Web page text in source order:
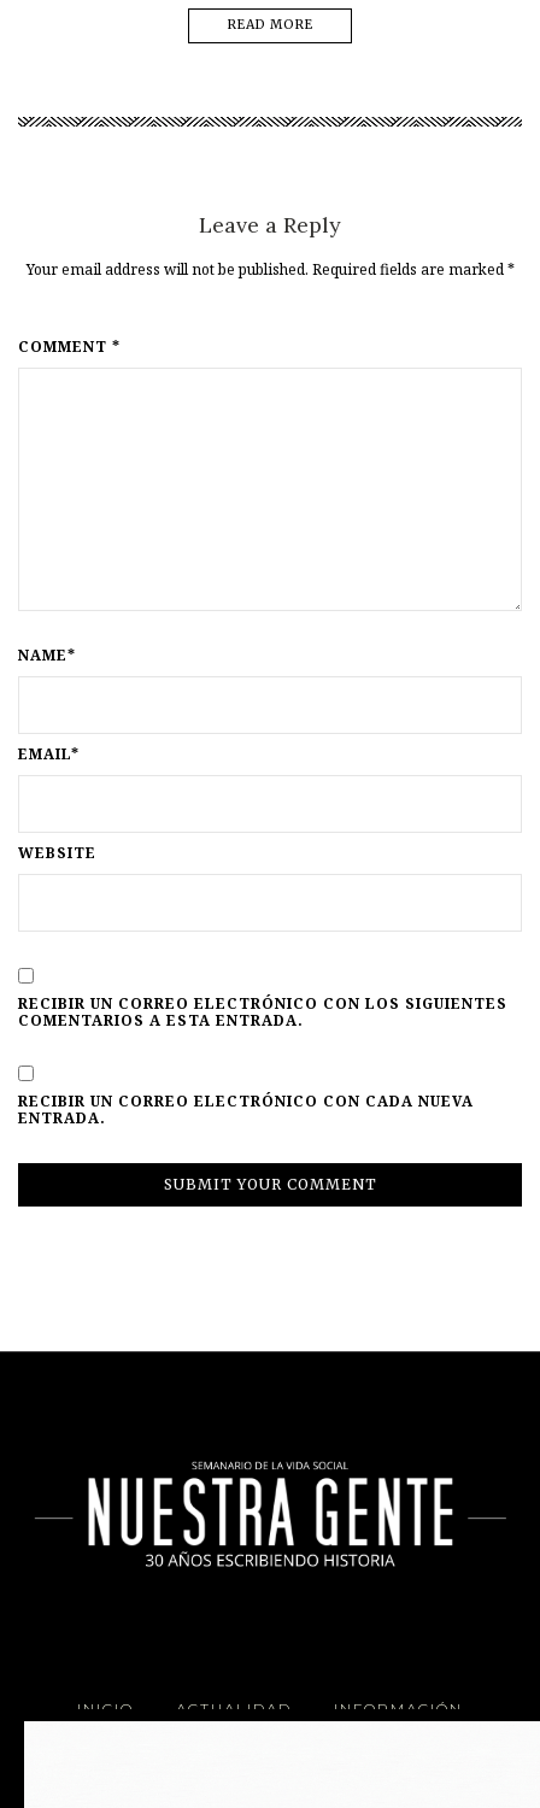
READ MORE
Leave a Reply
Your email address will not be published. Required fields are marked*
COMMENT *
NAME*
EMAIL*
WEBSITE
RECIBIR UN CORREO ELECTRÓNICO CON LOS SIGUIENTES
COMENTARIOS A ESTA ENTRADA.
RECIBIR UN CORREO ELECTRÓNICO CON CADA NUEVA
ENTRADA.
INICIO ACTUALIDAD INFORMACIÓN